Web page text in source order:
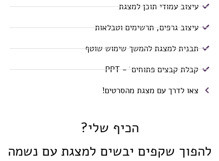
עיצוב עמודי תוכן למצגת
עיצוב גרפים, תרשימים וטבלאות
תבנית למצגת להמשך שימוש שוטף
קבלת קבצים פתוחים ׂ - PPT
צאו לדרך עם מצגת מהסרטים!
הכיף שלי?
להפוך שקפים יבשים למצגת עם נשמה